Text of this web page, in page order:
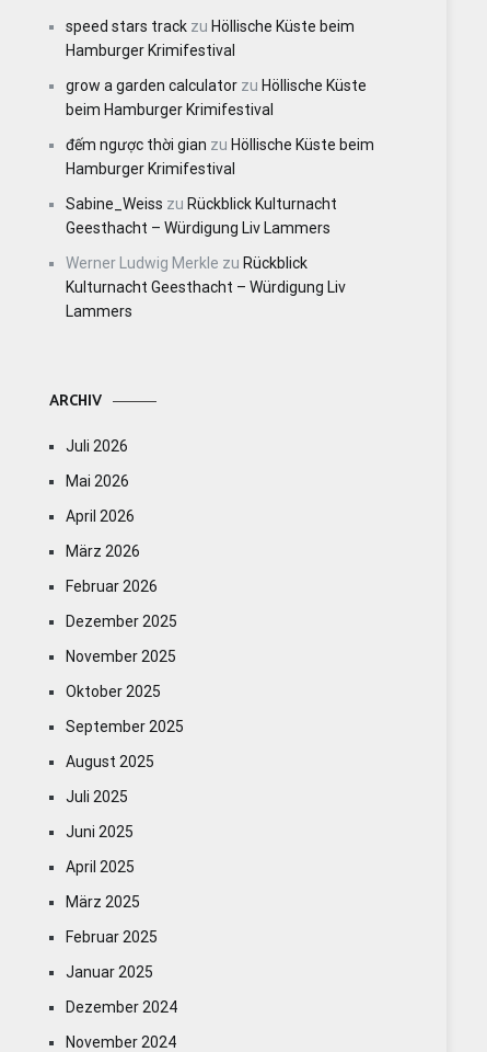
speed stars track zu Höllische Küste beim
Hamburger Krimifestival
grow a garden calculator zu Höllische Küste
beim Hamburger Krimifestival
đếm ngược thời gian zu Höllische Küste beim
Hamburger Krimifestival
Sabine_Weiss zu Rückblick Kulturnacht
Geesthacht – Würdigung Liv Lammers
Werner Ludwig Merkle zu Rückblick
Kulturnacht Geesthacht – Würdigung Liv
Lammers
ARCHIV
Juli 2026
Mai 2026
April 2026
März 2026
Februar 2026
Dezember 2025
November 2025
Oktober 2025
September 2025
August 2025
Juli 2025
Juni 2025
April 2025
März 2025
Februar 2025
Januar 2025
Dezember 2024
November 2024